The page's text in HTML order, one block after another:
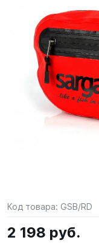
Бассейн
SUP-
сёрфинг
Подарочные
Карты
Код товара: GSB/RD
2 198 руб.